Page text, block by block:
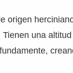
origen
una